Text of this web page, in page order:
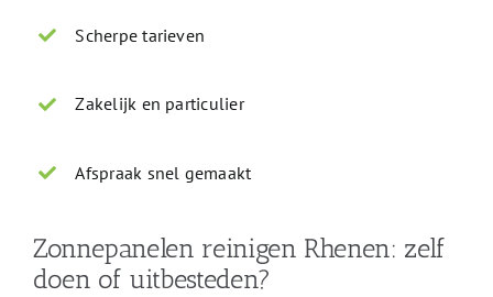
Scherpe tarieven
Zakelijk en particulier
Afspraak snel gemaakt
Zonnepanelen reinigen Rhenen: zelf
doen of uitbesteden?